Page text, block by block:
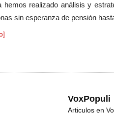
hemos realizado análisis y
sin esperanza de pensión
VoxPopuli
Articulos en